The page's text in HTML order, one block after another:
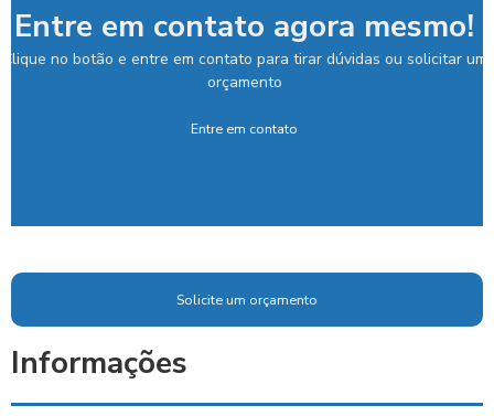
Entre em contato agora mesmo!
Clique no botão e entre em contato para tirar dúvidas ou solicitar um
orçamento
Entre em contato
Solicite um orçamento
Informações